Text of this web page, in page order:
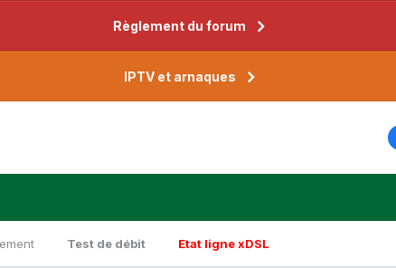
Règlement du forum
IPTV et arnaques
Test de débit Etat ligne xDSL